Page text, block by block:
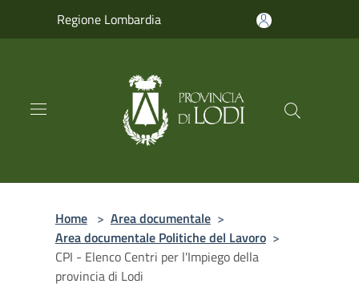
Regione Lombardia
Home > Area documentale >
Area documentale Politiche del Lavoro >
CPI - Elenco Centri per l'Impiego della
provincia di Lodi